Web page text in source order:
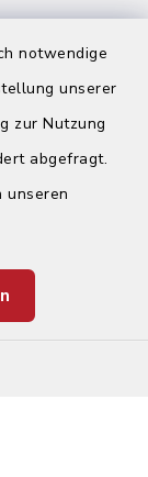
notwendige
unserer
zur Nutzung
abgefragt.
unseren